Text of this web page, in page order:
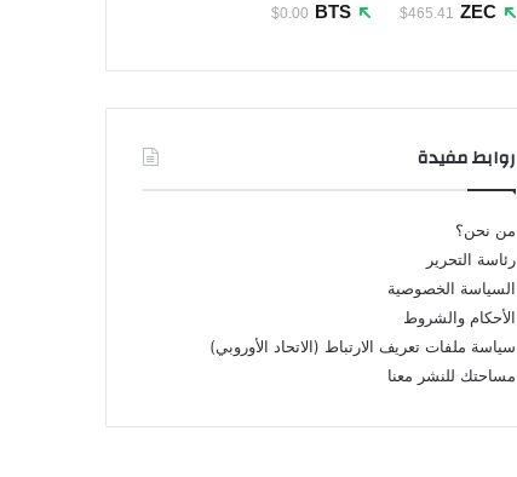
ZEC
$465.41
BTS
$0.00
روابط مفيدة
من نحن؟
رئاسة التحرير
السياسة الخصوصية
الأحكام والشروط
سياسة ملفات تعريف الارتباط (الاتحاد الأوروبي)
مساحتك للنشر معنا